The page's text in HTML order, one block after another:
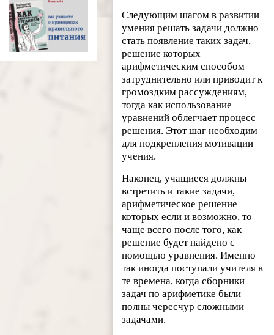
Следующим шагом в развитии
умения решать задачи должно
стать появление таких задач,
решение которых
арифметическим способом
затруднительно или приводит к
громоздким рассуждениям,
тогда как использование
уравнений облегчает процесс
решения. Этот шаг необходим
для подкрепления мотивации
учения.
Наконец, учащиеся должны
встретить и такие задачи,
арифметическое решение
которых если и возможно, то
чаще всего после того, как
решение будет найдено с
помощью уравнения. Именно
так иногда поступали учителя в
те времена, когда сборники
задач по арифметике были
полны чересчур сложными
задачами.